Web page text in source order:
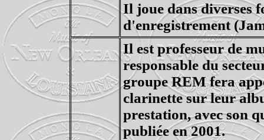
Il joue dans diverses
d'enregistrement
Il est professeur de
responsable du
groupe REM fera
clarinette sur leur
prestation, avec son
publiée en 2001.